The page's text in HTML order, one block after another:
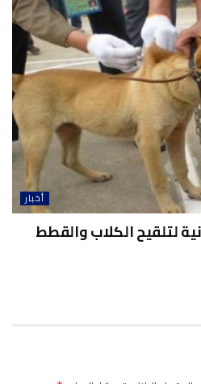
أخبار
لتلقيح الكلاب والقطط